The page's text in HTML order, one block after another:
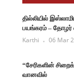
தில்லியில்
பயங்கரம் – தோழர்
Karthi 06 Mar
“சேரிகளின்
வானவில்